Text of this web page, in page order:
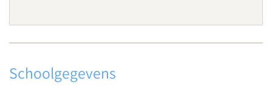
Schoolgegevens